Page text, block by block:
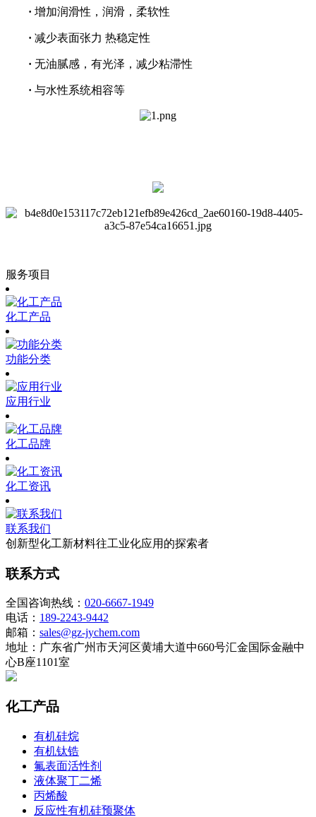
· 增加润滑性，润滑，柔软性
· 减少表面张力 热稳定性
· 无油腻感，有光泽，减少粘滞性
· 与水性系统相容等
服务项目
化工产品
功能分类
应用行业
化工品牌
化工资讯
联系我们
创新型化工新材料往工业化应用的探索者
联系方式
全国咨询热线： 020-6667-1949
电话： 189-2243-9442
邮箱： sales@gz-jychem.com
地址：广东省广州市天河区黄埔大道中660号汇金国际金融中
心B座1101室
化工产品
有机硅烷
有机钛锆
氟表面活性剂
液体聚丁二烯
丙烯酸
反应性有机硅预聚体